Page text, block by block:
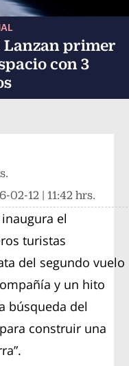
Lanzan primer
con 3
EmailFacebook
mediante Twitter
actual mediante
02-12 | 11:42 hrs.
inaugura el
turistas
del segundo vuelo
y un hito
búsqueda del
construir una